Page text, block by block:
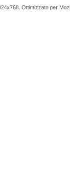
Ottimizzato per